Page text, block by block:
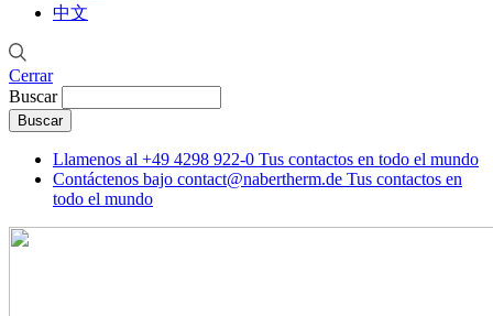
中文
Cerrar
Buscar
Llamenos al +49 4298 922-0 Tus contactos en todo el mundo
Contáctenos bajo contact@nabertherm.de Tus contactos en
todo el mundo